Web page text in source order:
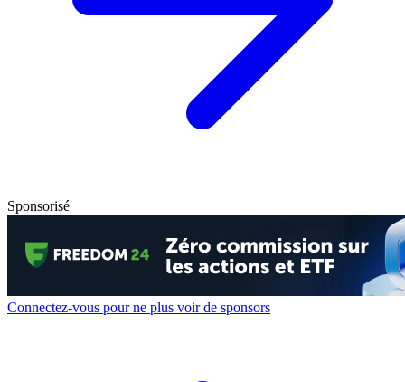
Sponsorisé
Connectez-vous pour ne plus voir de sponsors